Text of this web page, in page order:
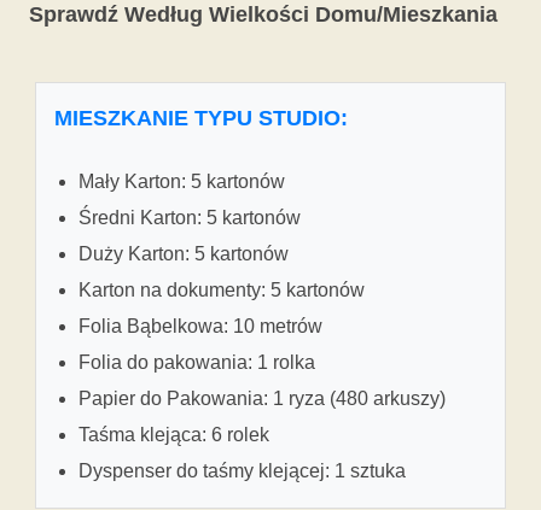
Sprawdź Według Wielkości Domu/Mieszkania
MIESZKANIE TYPU STUDIO:
Mały Karton: 5 kartonów
Średni Karton: 5 kartonów
Duży Karton: 5 kartonów
Karton na dokumenty: 5 kartonów
Folia Bąbelkowa: 10 metrów
Folia do pakowania: 1 rolka
Papier do Pakowania: 1 ryza (480 arkuszy)
Taśma klejąca: 6 rolek
Dyspenser do taśmy klejącej: 1 sztuka